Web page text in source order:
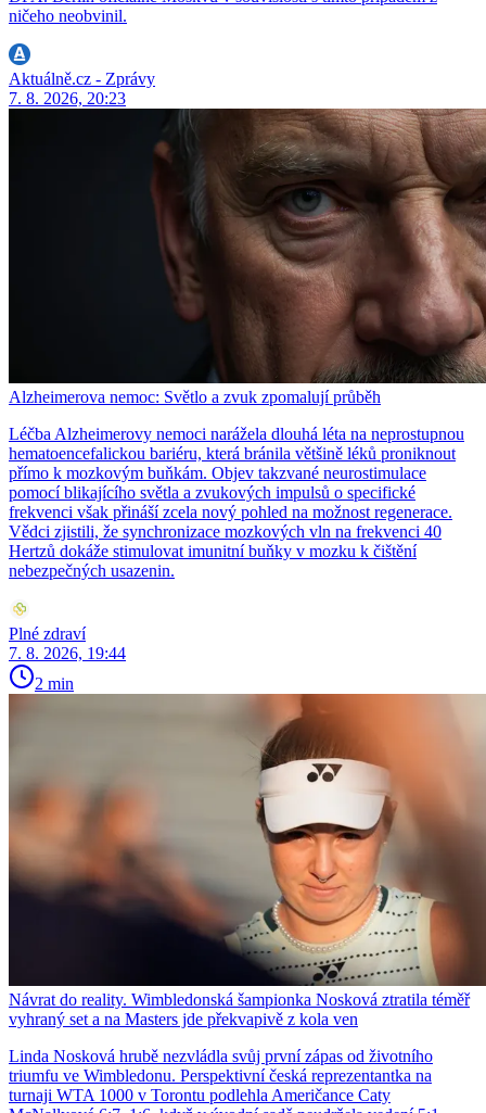
ničeho neobvinil.
Aktuálně.cz - Zprávy
7. 8. 2026, 20:23
Alzheimerova nemoc: Světlo a zvuk zpomalují průběh
Léčba Alzheimerovy nemoci narážela dlouhá léta na neprostupnou
hematoencefalickou bariéru, která bránila většině léků proniknout
přímo k mozkovým buňkám. Objev takzvané neurostimulace
pomocí blikajícího světla a zvukových impulsů o specifické
frekvenci však přináší zcela nový pohled na možnost regenerace.
Vědci zjistili, že synchronizace mozkových vln na frekvenci 40
Hertzů dokáže stimulovat imunitní buňky v mozku k čištění
nebezpečných usazenin.
Plné zdraví
7. 8. 2026, 19:44
2 min
Návrat do reality. Wimbledonská šampionka Nosková ztratila téměř
vyhraný set a na Masters jde překvapivě z kola ven
Linda Nosková hrubě nezvládla svůj první zápas od životního
triumfu ve Wimbledonu. Perspektivní česká reprezentantka na
turnaji WTA 1000 v Torontu podlehla Američance Caty